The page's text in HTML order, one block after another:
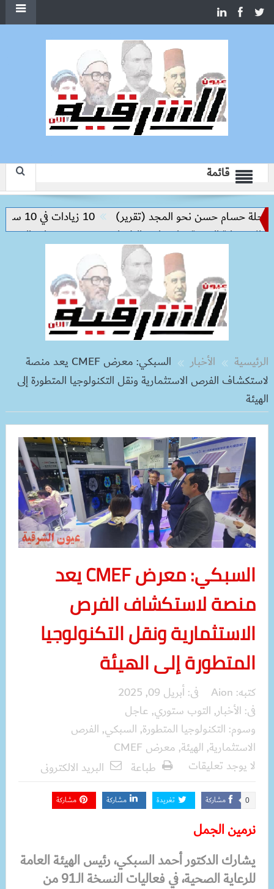
قائمة
حسام حسن نحو المجد (تقرير)
10 زيادات في 10 سنوات.. هل حان الوقت لرفع دعم البنزين نهائيا؟
الرئيسية الأخبار
السبكي: معرض CMEF يعد منصة
لاستكشاف الفرص الاستثمارية ونقل التكنولوجيا المتطورة إلى
الهيئة
السبكي: معرض CMEF يعد
منصة لاستكشاف الفرص
الاستثمارية ونقل التكنولوجيا
المتطورة إلى الهيئة
كتبه: Aion فى:أبريل 09, 2025
فى: الأخبار, التوب ستوري, عاجل
وسوم: التكنولوجيا المتطورة, السبكي, الفرص
الاستثمارية, الهيئة, معرض CMEF
لا يوجد تعليقات
طباعة البريد الالكترونى
مشاركة 0 تغريدة مشاركة مشاركة
نرمين الجمل
يشارك الدكتور أحمد السبكي، رئيس الهيئة العامة
للرعاية الصحية، في فعاليات النسخة الـ91 من